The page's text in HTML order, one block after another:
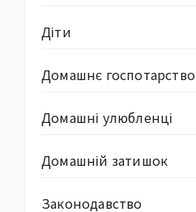
Діти
Домашнє госпотарство
Домашні улюбленці
Домашній затишок
Законодавство